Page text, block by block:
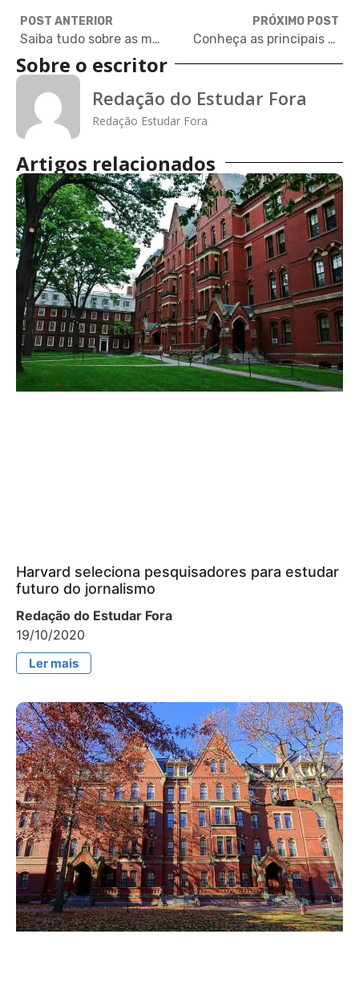
POST ANTERIOR
Saiba tudo sobre as mudanças no SAT em 2023
PRÓXIMO POST
Conheça as principais tendências tecnológicas mundiais em marketing
Sobre o escritor
Redação do Estudar Fora
Redação Estudar Fora
Artigos relacionados
Harvard seleciona pesquisadores para estudar
futuro do jornalismo
Redação do Estudar Fora
19/10/2020
Ler mais